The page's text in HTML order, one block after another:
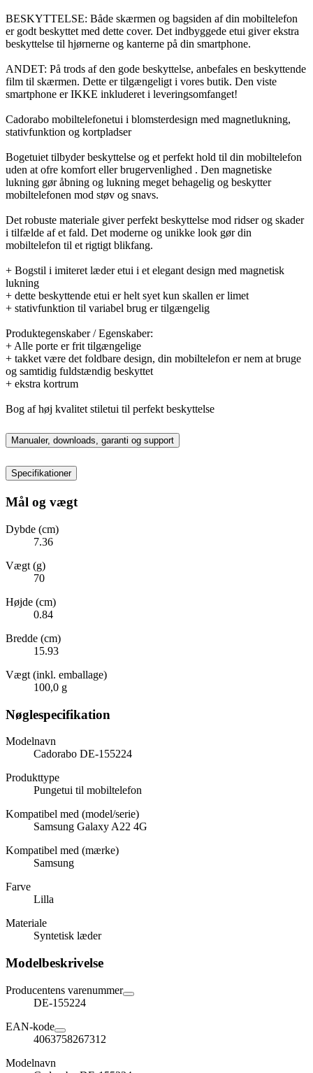
BESKYTTELSE: Både skærmen og bagsiden af din mobiltelefon
er godt beskyttet med dette cover. Det indbyggede etui giver ekstra
beskyttelse til hjørnerne og kanterne på din smartphone.
ANDET: På trods af den gode beskyttelse, anbefales en beskyttende
film til skærmen. Dette er tilgængeligt i vores butik. Den viste
smartphone er IKKE inkluderet i leveringsomfanget!
Cadorabo mobiltelefonetui i blomsterdesign med magnetlukning,
stativfunktion og kortpladser
Bogetuiet tilbyder beskyttelse og et perfekt hold til din mobiltelefon
uden at ofre komfort eller brugervenlighed . Den magnetiske
lukning gør åbning og lukning meget behagelig og beskytter
mobiltelefonen mod støv og snavs.
Det robuste materiale giver perfekt beskyttelse mod ridser og skader
i tilfælde af et fald. Det moderne og unikke look gør din
mobiltelefon til et rigtigt blikfang.
+ Bogstil i imiteret læder etui i et elegant design med magnetisk
lukning
+ dette beskyttende etui er helt syet kun skallen er limet
+ stativfunktion til variabel brug er tilgængelig
Produktegenskaber / Egenskaber:
+ Alle porte er frit tilgængelige
+ takket være det foldbare design, din mobiltelefon er nem at bruge
og samtidig fuldstændig beskyttet
+ ekstra kortrum
Bog af høj kvalitet stiletui til perfekt beskyttelse
Manualer, downloads, garanti og support
Specifikationer
Mål og vægt
Dybde (cm)
7.36
Vægt (g)
70
Højde (cm)
0.84
Bredde (cm)
15.93
Vægt (inkl. emballage)
100,0 g
Nøglespecifikation
Modelnavn
Cadorabo DE-155224
Produkttype
Pungetui til mobiltelefon
Kompatibel med (model/serie)
Samsung Galaxy A22 4G
Kompatibel med (mærke)
Samsung
Farve
Lilla
Materiale
Syntetisk læder
Modelbeskrivelse
Producentens varenummer
DE-155224
EAN-kode
4063758267312
Modelnavn